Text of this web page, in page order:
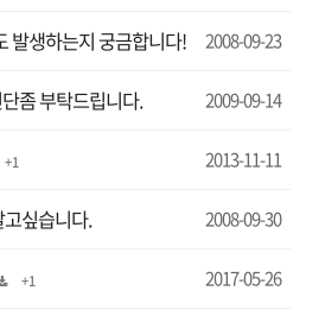
발생하는지 궁금합니다! 2008-09-23
좀 부탁드립니다. 2009-09-14
+ 1 2013-11-11
싶습니다. 2008-09-30
+ 1 2017-05-26